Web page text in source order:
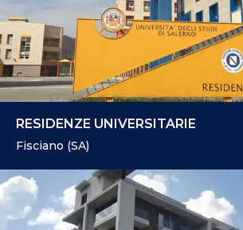
RESIDENZE UNIVERSITARIE
Fisciano (SA)